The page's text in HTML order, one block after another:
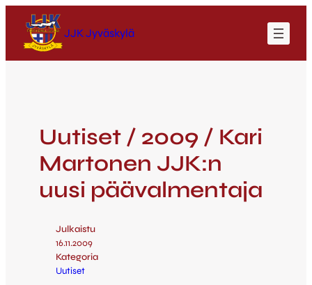
JJK Jyväskylä
Uutiset / 2009 / Kari
Martonen JJK:n
uusi päävalmentaja
Julkaistu
16.11.2009
Kategoria
Uutiset